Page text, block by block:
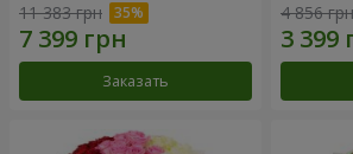
11 383 грн
Заказать
4 856 грн